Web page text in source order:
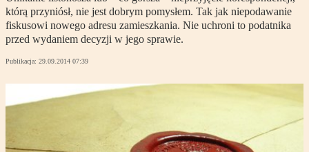
którą przyniósł, nie jest dobrym pomysłem. Tak jak niepodawanie
fiskusowi nowego adresu zamieszkania. Nie uchroni to podatnika
przed wydaniem decyzji w jego sprawie.
Publikacja: 29.09.2014 07:39